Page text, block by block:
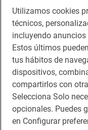
Dormir
Política de privacidad
Condiciones del servicio
© Repsol S.A. 2000 - 2026
Utilizamos cookies
técnicos,
incluyendo
Estos últimos
tus hábitos de
dispositivos,
compartirlos con
Selecciona Solo
opcionales. Puedes
en Configurar